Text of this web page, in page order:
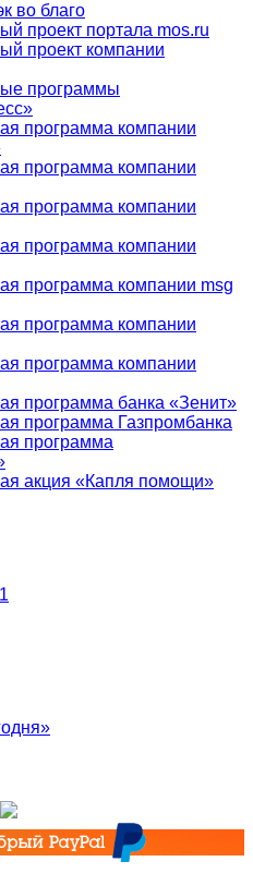
во благо
проект портала mos.ru
проект компании
программы
программа компании
программа компании
программа компании
программа компании
программа компании msg
программа компании
программа компании
программа банка «Зенит»
программа Газпромбанка
программа
акция «Капля помощи»